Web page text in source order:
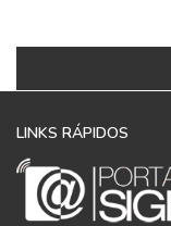
LINKS RÁPIDOS